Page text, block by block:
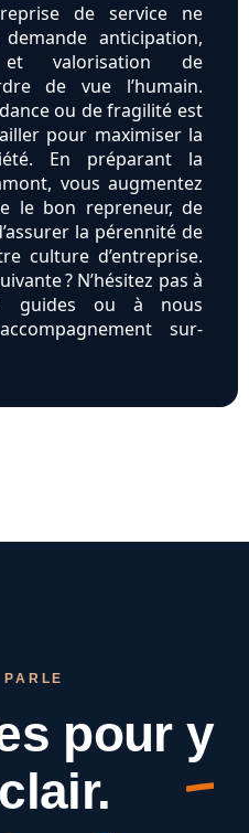
de service ne
anticipation,
valorisation de
de vue l’humain.
ou de fragilité est
pour maximiser la
En préparant la
vous augmentez
le bon repreneur, de
la pérennité de
culture d’entreprise.
? N’hésitez pas à
guides ou à nous
sur-
pour y